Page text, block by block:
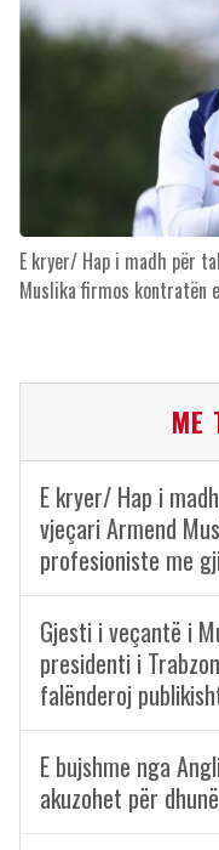
E kryer/ Hap i madh për
Muslika firmos kontratën
ME
E kryer/ Hap i
vjeçari Armend
profesioniste me
Gjesti i veçantë i
presidenti i
falënderoj
E bujshme nga
akuzohet për